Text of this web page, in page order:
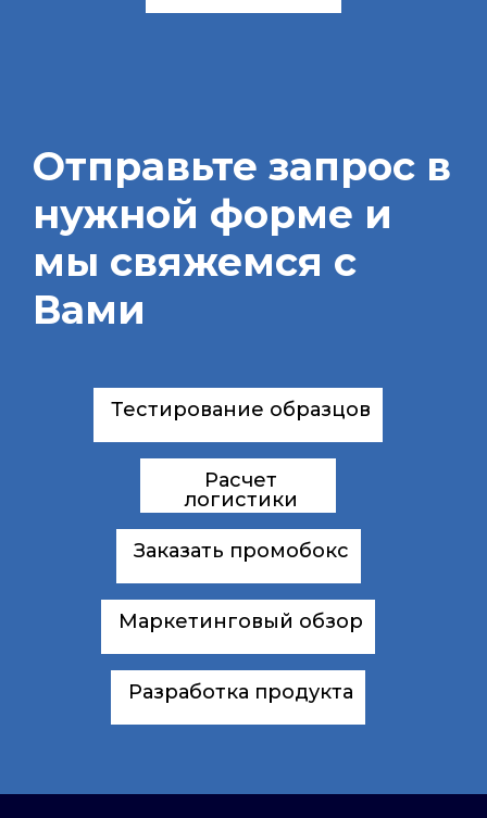
Отправьте запрос в
нужной форме и
мы свяжемся с
Вами
Тестирование образцов
Расчет
логистики
Заказать промобокс
Маркетинговый обзор
Разработка продукта